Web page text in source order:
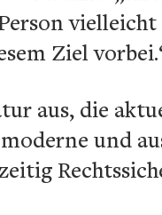
Ziel
aus, die
und